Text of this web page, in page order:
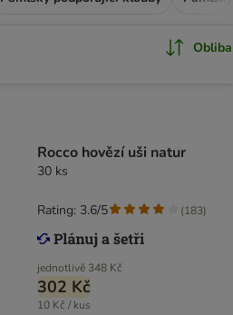
Obliba
Rocco hovězí uši natur
30 ks
jednotlivě 348 Kč
302 Kč
10 Kč / kus
Rating: 3.6/5 (183)